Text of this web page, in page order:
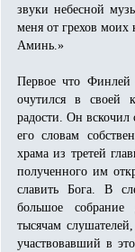
звуки небесной
меня от грехов моих
Аминь.»
Первое что Финлей
очутился в своей
радости. Он
его словам
храма из третей
полученного им
славить Бога. В
большое
тысячам
участвовавший в